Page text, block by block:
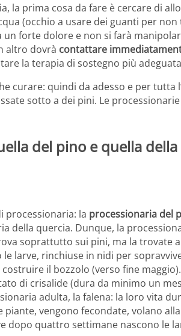
la prima cosa da fare è cercare di
(occhio a usare dei guanti per non
un forte dolore e non si farà
altro dovrà contattare
la terapia di sostegno più
curare: quindi da adesso e per tutta
sotto a dei pini. Le
del pino e quella
processionaria: la processionaria del
della quercia. Dunque, la
soprattutto sui pini, ma la trovate
larve, rinchiuse in nidi per
il bozzolo (verso fine
di crisalide (dura da minimo un
adulta, la falena: la loro vita
vengono fecondate, volano
dopo quattro settimane nascono le